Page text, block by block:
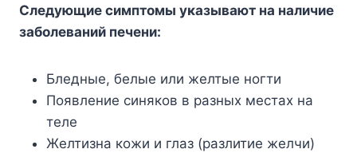
Следующие симптомы указывают на наличие
заболеваний печени:
Бледные, белые или желтые ногти
Появление синяков в разных местах на
теле
Желтизна кожи и глаз (разлитие желчи)